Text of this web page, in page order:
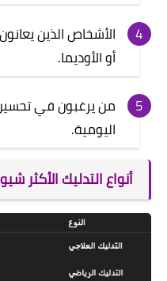
الأشخاص الذين
أو الأوديما.
من يرغبون في
اليومية.
أنواع التدليك الأكثر